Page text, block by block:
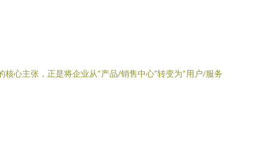
心主张，正是将企业从“产品/销售中心”转变为“用户/服务